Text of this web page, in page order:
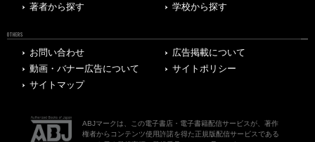
著者から探す
学校から探す
OTHERS
お問い合わせ
広告掲載について
動画・バナー広告について
サイトポリシー
サイトマップ
ABJマークは、この電子書店・電子書籍配信サービスが、著作
権者からコンテンツ使用許諾を得た正規版配信サービスである